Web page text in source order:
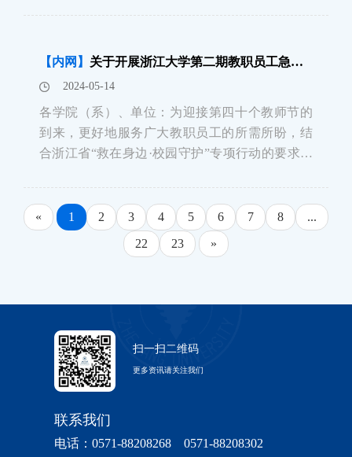
中国
【内网】 关于开展浙江大学第二期教职员工急救技能提升专项培训的通知
2024-05-14
各学院（系）、单位：为迎接第四十个教师节的
到来，更好地服务广大教职员工的所需所盼，结
合浙江省“救在身边·校园守护”专项行动的要求，
训。现将有关事项通知如下：一、培训对象
&nbs
« 1 2 3 4 5 6 7 8
...
22
23 »
扫一扫二维码
更多资讯请关注我们
联系我们
电话：0571-88208268 0571-88208302